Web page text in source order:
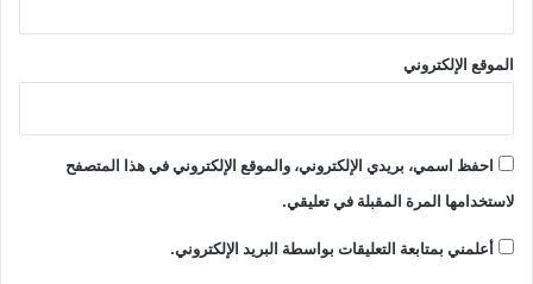
الموقع الإلكتروني
احفظ اسمي، بريدي الإلكتروني، والموقع الإلكتروني في هذا المتصفح
لاستخدامها المرة المقبلة في تعليقي.
أعلمني بمتابعة التعليقات بواسطة البريد الإلكتروني.